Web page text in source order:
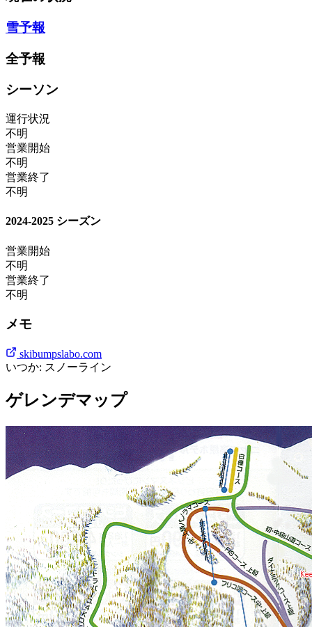
雪予報
全予報
シーソン
運行状況
不明
営業開始
不明
営業終了
不明
2024-2025 シーズン
営業開始
不明
営業終了
不明
メモ
skibumpslabo.com
いつか: スノーライン
ゲレンデマップ